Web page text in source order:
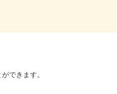
できます。